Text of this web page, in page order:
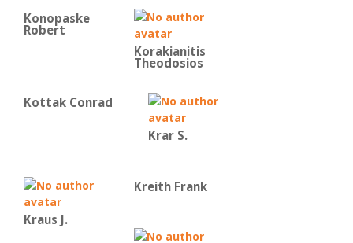
Konopaske
Robert
Korakianitis
Theodosios
Kottak Conrad
Krar S.
Kraus J.
Kreith Frank